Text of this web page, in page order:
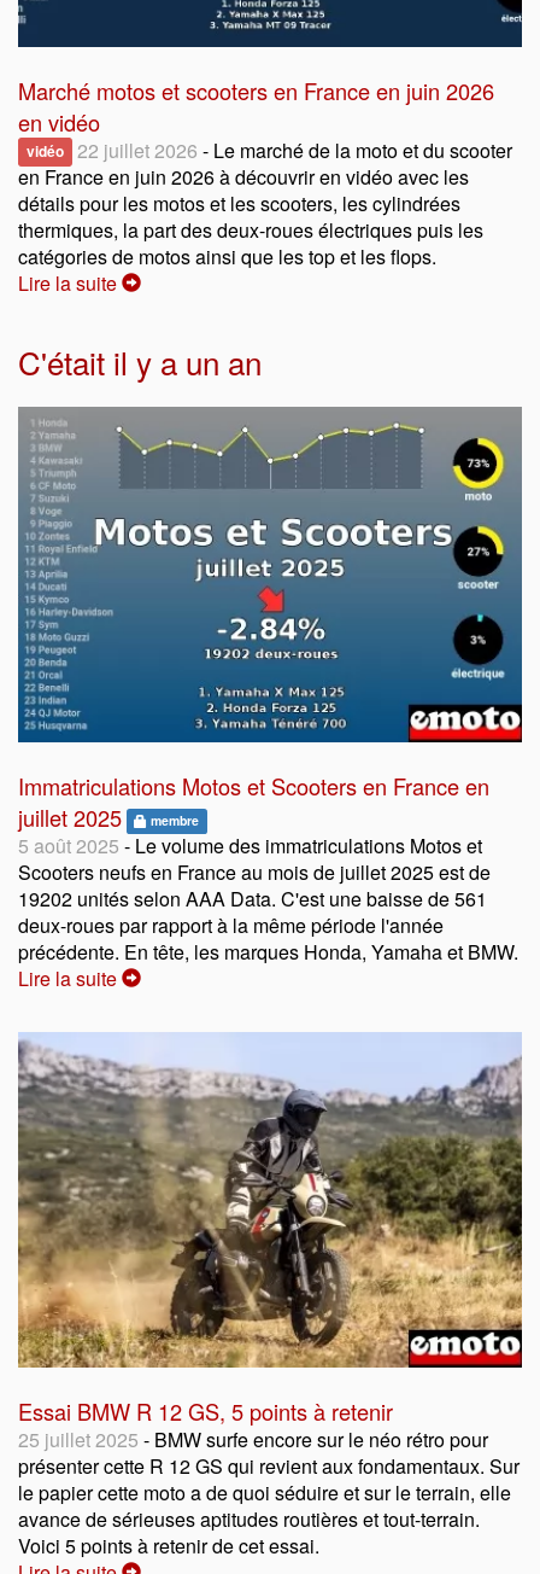
Marché motos et scooters en France en juin 2026
en vidéo
vidéo 22 juillet 2026 - Le marché de la moto et du scooter
en France en juin 2026 à découvrir en vidéo avec les
détails pour les motos et les scooters, les cylindrées
thermiques, la part des deux-roues électriques puis les
catégories de motos ainsi que les top et les flops.
Lire la suite
C'était il y a un an
Immatriculations Motos et Scooters en France en
juillet 2025
membre
5 août 2025 - Le volume des immatriculations Motos et
Scooters neufs en France au mois de juillet 2025 est de
19202 unités selon AAA Data. C'est une baisse de 561
deux-roues par rapport à la même période l'année
précédente. En tête, les marques Honda, Yamaha et BMW.
Lire la suite
Essai BMW R 12 GS, 5 points à retenir
25 juillet 2025 - BMW surfe encore sur le néo rétro pour
présenter cette R 12 GS qui revient aux fondamentaux. Sur
le papier cette moto a de quoi séduire et sur le terrain, elle
avance de sérieuses aptitudes routières et tout-terrain.
Voici 5 points à retenir de cet essai.